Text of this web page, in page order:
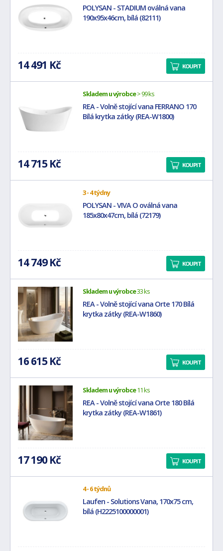
POLYSAN - STADIUM oválná vana
190x95x46cm, bílá (82111)
14 491 Kč KOUPIT
Skladem u výrobce> 99 ks
REA - Volně stojící vana FERRANO 170
Bílá krytka zátky (REA-W1800)
14 715 Kč KOUPIT
3 - 4 týdny
POLYSAN - VIVA O oválná vana
185x80x47cm, bílá (72179)
14 749 Kč KOUPIT
Skladem u výrobce33 ks
REA - Volně stojící vana Orte 170 Bílá
krytka zátky (REA-W1860)
16 615 Kč KOUPIT
Skladem u výrobce11 ks
REA - Volně stojící vana Orte 180 Bílá
krytka zátky (REA-W1861)
17 190 Kč KOUPIT
4 - 6 týdnů
Laufen - Solutions Vana, 170x75 cm,
bílá (H2225100000001)